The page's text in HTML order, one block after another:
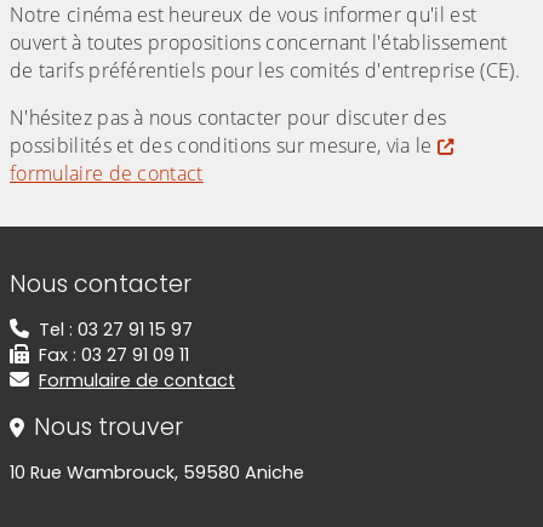
Notre cinéma est heureux de vous informer qu'il est
ouvert à toutes propositions concernant l'établissement
de tarifs préférentiels pour les comités d'entreprise (CE).
N'hésitez pas à nous contacter pour discuter des
possibilités et des conditions sur mesure, via le
formulaire de contact
Informations de contact
Nous contacter
Tel : 03 27 91 15 97
Fax : 03 27 91 09 11
Formulaire de contact
Nous trouver
10 Rue Wambrouck, 59580 Aniche